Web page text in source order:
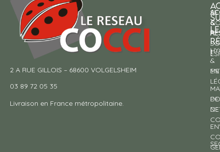
2 A RUE GILLOIS – 68600 VOLGELSHEIM
03 89 72 05 35
Livraison en France métropolitaine.
&
&
DE
SE
À
DE
!